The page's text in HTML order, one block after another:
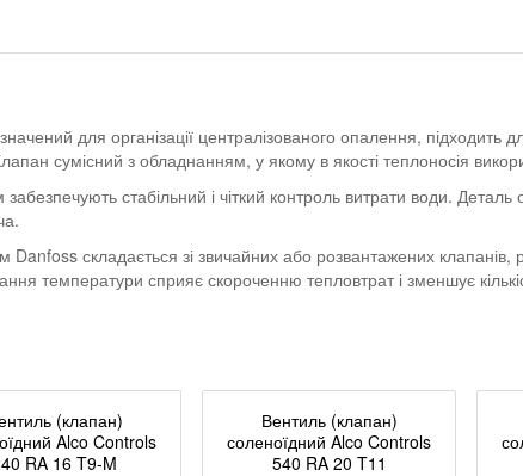
для організації централізованого опалення, підходить
сумісний з обладнанням, у якому в якості теплоносія
стабільний і чіткий контроль витрати води.
складається зі звичайних або розвантажених клапанів,
температури сприяє скороченню тепловтрат і зменшує
(клапан)
Alco Controls
RA 16 T9-M
Вентиль (клапан)
соленоїдний Alco Controls
540 RA 20 T11